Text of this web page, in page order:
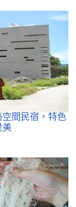
間民宿，特色
美